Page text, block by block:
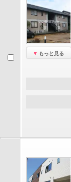
もっと見る